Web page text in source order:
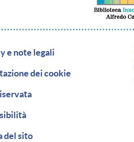
pagina
e note legali
dei cookie
del sito